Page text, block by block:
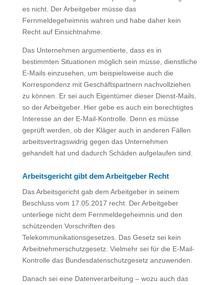
es nicht. Der Arbeitgeber müsse das
Fernmeldegeheimnis wahren und habe daher kein
Recht auf Einsichtnahme.
Das Unternehmen argumentierte, dass es in
bestimmten Situationen möglich sein müsse, dienstliche
E-Mails einzusehen, um beispielsweise auch die
Korrespondenz mit Geschäftspartnern nachvollziehen
zu können. Er sei auch Eigentümer dieser Dienst-Mails,
so der Arbeitgeber. Hier gebe es auch ein berechtigtes
Interesse an der E-Mail-Kontrolle. Denn es müsse
geprüft werden, ob der Kläger auch in anderen Fällen
arbeitsvertragswidrig gegen das Unternehmen
gehandelt hat und dadurch Schäden aufgelaufen sind.
Arbeitsgericht gibt dem Arbeitgeber Recht
Das Arbeitsgericht gab dem Arbeitgeber in seinem
Beschluss vom 17.05.2017 recht. Der Arbeitgeber
unterliege nicht dem Fernmeldegeheimnis und den
schützenden Vorschriften des
Telekommunikationsgesetzes. Das Gesetz sei kein
Arbeitnehmerschutzgesetz. Vielmehr sei für die E-Mail-
Kontrolle das Bundesdatenschutzgesetz anzuwenden.
Danach sei eine Datenverarbeitung – wozu auch das